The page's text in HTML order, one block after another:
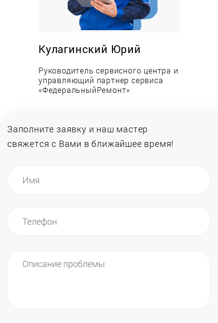
Низкие цены на работы и запасные части;
Опыт работы сервисных специалистов более
12-ми лет;
Всегда в наличии запчасти на складе;
Кулагинский Юрий
Руководитель сервисного центра и
управляющий партнер сервиса
«ФедеральныйРемонт»
Заполните заявку и наш мастер
свяжется с Вами в ближайшее время!